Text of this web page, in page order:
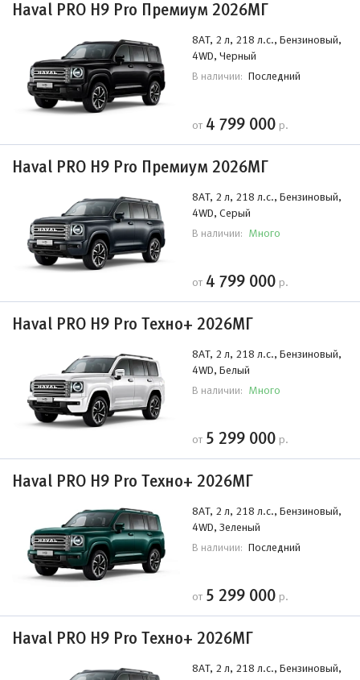
Haval PRO H9 Pro Премиум 2026МГ
8AT, 2 л, 218 л.с., Бензиновый,
4WD, Черный
В наличии: Последний
от 4 799 000 р.
Haval PRO H9 Pro Премиум 2026МГ
8AT, 2 л, 218 л.с., Бензиновый,
4WD, Серый
В наличии: Много
от 4 799 000 р.
Haval PRO H9 Pro Техно+ 2026МГ
8AT, 2 л, 218 л.с., Бензиновый,
4WD, Белый
В наличии: Много
от 5 299 000 р.
Haval PRO H9 Pro Техно+ 2026МГ
8AT, 2 л, 218 л.с., Бензиновый,
4WD, Зеленый
В наличии: Последний
от 5 299 000 р.
Haval PRO H9 Pro Техно+ 2026МГ
8AT, 2 л, 218 л.с., Бензиновый,